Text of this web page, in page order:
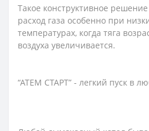
Такое конструктивное
расход газа особенно при
температурах, когда тяга
воздуха увеличивается.
“АТЕМ СТАРТ” - легкий пуск в